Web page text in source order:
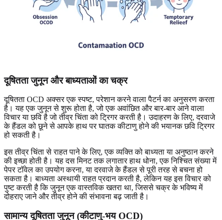
दूषितता जुनून और बाध्यताओं का चक्र
दूषितता OCD अक्सर एक स्पष्ट, परेशान करने वाला पैटर्न का अनुसरण करता
है। यह एक जुनून से शुरू होता है, जो एक अवांछित और बार-बार आने वाला
विचार या छवि है जो तीव्र चिंता को ट्रिगर करती है। उदाहरण के लिए, दरवाजे
के हैंडल को छूने से आपके हाथ पर घातक कीटाणु होने की भयानक छवि ट्रिगर
हो सकती है।
इस तीव्र चिंता से राहत पाने के लिए, एक व्यक्ति को बाध्यता या अनुष्ठान करने
की इच्छा होती है। यह दस मिनट तक लगातार हाथ धोना, एक निश्चित संख्या में
पेपर टॉवेल का उपयोग करना, या दरवाजे के हैंडल से पूरी तरह से बचना हो
सकता है। बाध्यता अस्थायी राहत प्रदान करती है, लेकिन यह इस विचार को
पुष्ट करती है कि जुनून एक वास्तविक खतरा था, जिससे चक्र के भविष्य में
दोहराए जाने और तीव्र होने की संभावना बढ़ जाती है।
सामान्य दूषितता जुनून (कीटाणु-भय OCD)